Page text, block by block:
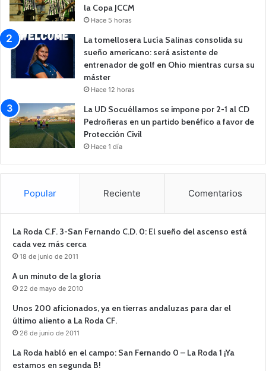
la Copa JCCM
Hace 5 horas
La tomellosera Lucía Salinas consolida su
sueño americano: será asistente de
entrenador de golf en Ohio mientras cursa su
máster
Hace 12 horas
La UD Socuéllamos se impone por 2-1 al CD
Pedroñeras en un partido benéfico a favor de
Protección Civil
Hace 1 día
Popular Reciente Comentarios
La Roda C.F. 3-San Fernando C.D. 0: El sueño del ascenso está
cada vez más cerca
18 de junio de 2011
A un minuto de la gloria
22 de mayo de 2010
Unos 200 aficionados, ya en tierras andaluzas para dar el
último aliento a La Roda CF.
26 de junio de 2011
La Roda habló en el campo: San Fernando 0 – La Roda 1 ¡Ya
estamos en segunda B!